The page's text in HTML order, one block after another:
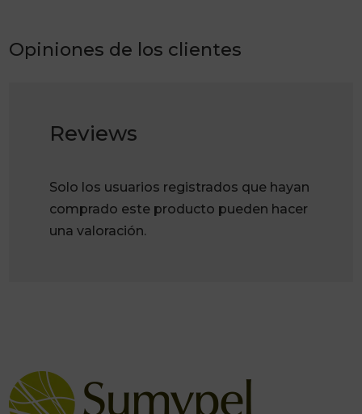
Opiniones de los clientes
Reviews
Solo los usuarios registrados que hayan
comprado este producto pueden hacer
una valoración.